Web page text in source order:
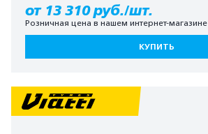
от 13 310 руб./шт.
Розничная цена в нашем интернет-магазине
КУПИТЬ